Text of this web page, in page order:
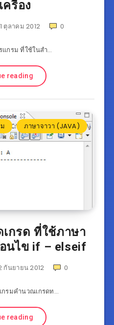
ครื่อง
1 ตุลาคม 2012 0
แกรม ที่ใช้ในสำ…
reading
ภาษาจาวา (JAVA)
กรด ที่ใช้ภาษา
อนไข if – elseif
กันยายน 2012 0
กรมคำนวณเกรดท…
reading